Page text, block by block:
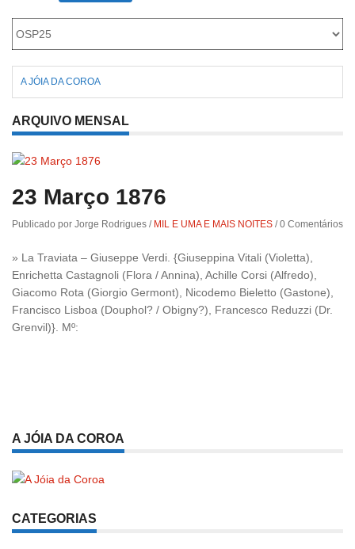
Roriz
A JÓIA DA COROA
ARQUIVO MENSAL
23 Março 1876
Publicado por Jorge Rodrigues / MIL E UMA E MAIS NOITES /0 Comentários
» La Traviata – Giuseppe Verdi. {Giuseppina Vitali (Violetta),
Enrichetta Castagnoli (Flora / Annina), Achille Corsi (Alfredo),
Giacomo Rota (Giorgio Germont), Nicodemo Bieletto (Gastone),
Francisco Lisboa (Douphol? / Obigny?), Francesco Reduzzi (Dr.
Grenvil)}. Mº:
A JÓIA DA COROA
CATEGORIAS